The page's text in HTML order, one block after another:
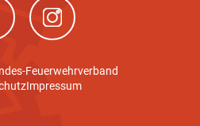
Fenster)(neues Fenster)
Feuerwehrverband
Impressum